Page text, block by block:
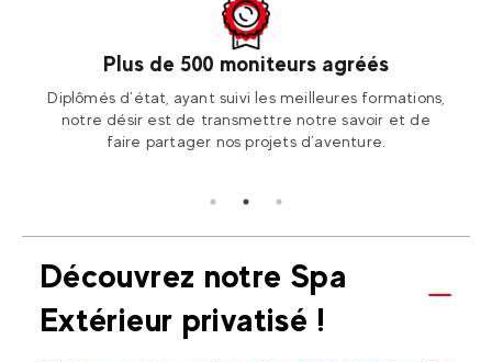
Plus de 500 moniteurs agréés
Diplômés d’état, ayant suivi les meilleures formations,
notre désir est de transmettre notre savoir et de
faire partager nos projets d’aventure.
Découvrez notre Spa
Extérieur privatisé !